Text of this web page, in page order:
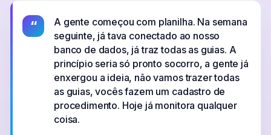
“
A gente começou com planilha. Na semana
seguinte, já tava conectado ao nosso
banco de dados, já traz todas as guias. A
princípio seria só pronto socorro, a gente já
enxergou a ideia, não vamos trazer todas
as guias, vocês fazem um cadastro de
procedimento. Hoje já monitora qualquer
coisa.